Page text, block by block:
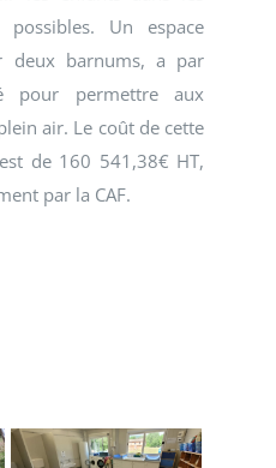
possibles. Un espace
deux barnums, a par
pour permettre aux
air. Le coût de cette
de 160 541,38€ HT,
par la CAF.